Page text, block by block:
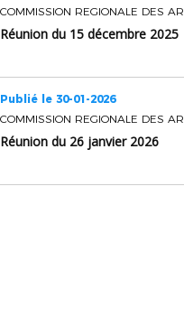
Réunion du 15 décembre 2025
Publié le 30-01-2026
Réunion du 26 janvier 2026